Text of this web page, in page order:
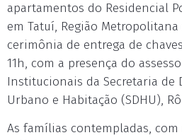
apartamentos do Residencial
em Tatuí, Região Metropolitana
cerimônia de entrega de
11h, com a presença do
Institucionais da Secretaria de
Urbano e Habitação (SDHU),
As famílias contempladas,